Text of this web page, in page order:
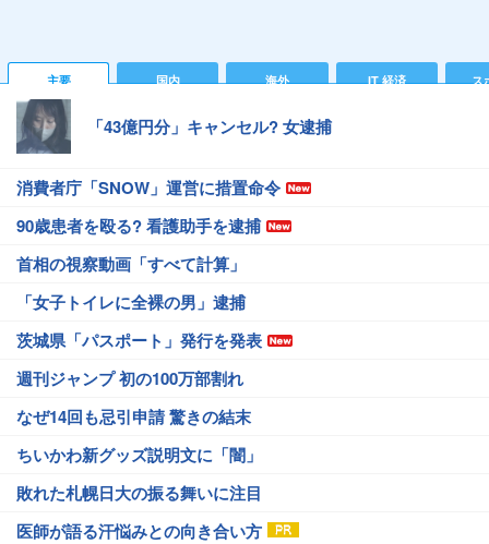
主要 国内 海外 IT 経済 ス
「43億円分」キャンセル? 女逮捕
消費者庁「SNOW」運営に措置命令
90歳患者を殴る? 看護助手を逮捕
首相の視察動画「すべて計算」
「女子トイレに全裸の男」逮捕
茨城県「パスポート」発行を発表
週刊ジャンプ 初の100万部割れ
なぜ14回も忌引申請 驚きの結末
ちいかわ新グッズ説明文に「闇」
敗れた札幌日大の振る舞いに注目
医師が語る汗悩みとの向き合い方